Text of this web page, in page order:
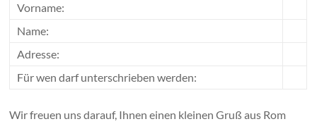
Vorname:
Name:
Adresse:
Für wen darf unterschrieben werden:
Wir freuen uns darauf, Ihnen einen kleinen Gruß aus Rom